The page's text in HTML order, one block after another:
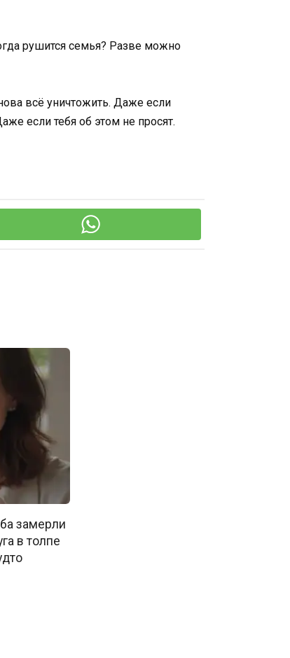
рушится семья? Разве можно
всё уничтожить. Даже если
если тебя об этом не просят.
замерли
в толпе